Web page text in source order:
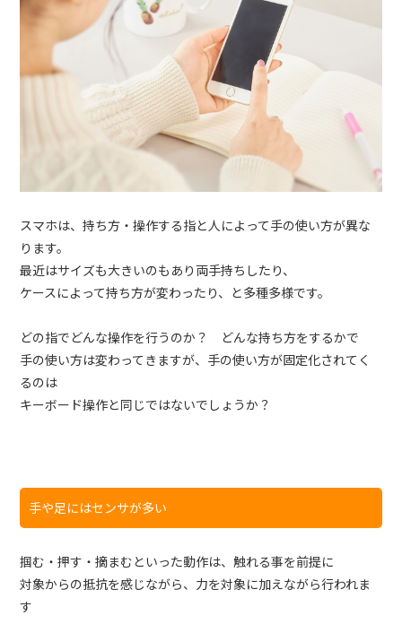
スマホは、持ち方・操作する指と人によって手の使い方が異な
ります。
最近はサイズも大きいのもあり両手持ちしたり、
ケースによって持ち方が変わったり、と多種多様です。
どの指でどんな操作を行うのか？ どんな持ち方をするかで
手の使い方は変わってきますが、手の使い方が固定化されてく
るのは
キーボード操作と同じではないでしょうか？
手や足にはセンサが多い
掴む・押す・摘まむといった動作は、触れる事を前提に
対象からの抵抗を感じながら、力を対象に加えながら行われま
す